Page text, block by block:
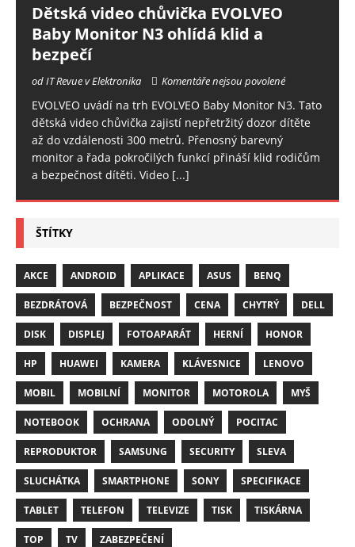
Dětská video chůvička EVOLVEO
Baby Monitor N3 ohlídá klid a
bezpečí
od IT Revue v Elektronika Komentáře nejsou povolené
EVOLVEO uvádí na trh EVOLVEO Baby Monitor N3. Tato
dětská video chůvička zajistí nepřetržitý dozor dítěte
až do vzdálenosti 300 metrů. Přenosný barevný
monitor a řada pokročilých funkcí přináší klid rodičům
a bezpečnost dítěti. Video [...]
ŠTÍTKY
AKCE ANDROID APLIKACE ASUS BENQ
BEZDRÁTOVÁ BEZPEČNOST CENA CHYTRÝ DELL
DISK DISPLEJ FOTOAPARÁT HERNÍ HONOR
HP HUAWEI KAMERA KLÁVESNICE LENOVO
MOBIL MOBILNÍ MONITOR MOTOROLA MYŠ
NOTEBOOK OCHRANA ODOLNÝ POCITAC
REPRODUKTOR SAMSUNG SECURITY SLEVA
SLUCHÁTKA SMARTPHONE SONY SPECIFIKACE
TABLET TELEFON TELEVIZE TISK TISKÁRNA
TOP TV ZABEZPEČENÍ